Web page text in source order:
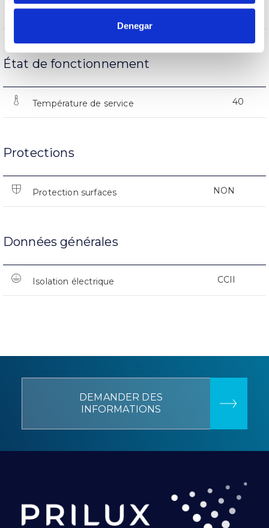
Denegar
(L70B50>)50.000h
État de fonctionnement
Température de service 40
Protections
Protection surfaces NON
Données générales
Isolation électrique CCII
DEMANDER DES
INFORMATIONS